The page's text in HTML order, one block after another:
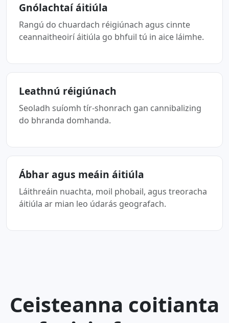
Gnólachtaí áitiúla
Rangú do chuardach réigiúnach agus cinnte
ceannaitheoirí áitiúla go bhfuil tú in aice láimhe.
Leathnú réigiúnach
Seoladh suíomh tír-shonrach gan cannibalizing
do bhranda domhanda.
Ábhar agus meáin áitiúla
Láithreáin nuachta, moil phobail, agus treoracha
áitiúla ar mian leo údarás geografach.
Ceisteanna coitianta